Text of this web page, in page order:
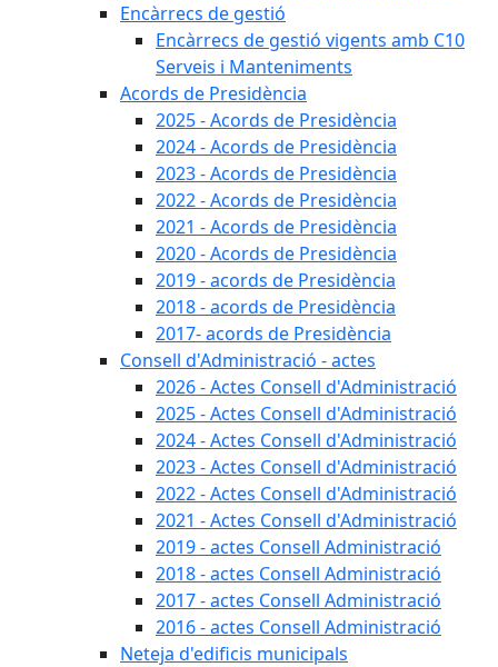
Encàrrecs de gestió
Encàrrecs de gestió vigents amb C10
Serveis i Manteniments
Acords de Presidència
2025 - Acords de Presidència
2024 - Acords de Presidència
2023 - Acords de Presidència
2022 - Acords de Presidència
2021 - Acords de Presidència
2020 - Acords de Presidència
2019 - acords de Presidència
2018 - acords de Presidència
2017- acords de Presidència
Consell d'Administració - actes
2026 - Actes Consell d'Administració
2025 - Actes Consell d'Administració
2024 - Actes Consell d'Administració
2023 - Actes Consell d'Administració
2022 - Actes Consell d'Administració
2021 - Actes Consell d'Administració
2019 - actes Consell Administració
2018 - actes Consell Administració
2017 - actes Consell Administració
2016 - actes Consell Administració
Neteja d'edificis municipals